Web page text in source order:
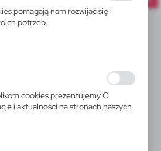
stronie.
pomagają nam rozwijać się i
potrzeb.
witryny internetowej, miejsca
nam na ocenę naszych serwisów
ich popularności wśród
informacje są przetwarzane
Wyrażenie zgody na
gwarantuje dostępność
cookies prezentujemy Ci
i aktualności na stronach naszych
podstawie analizy Twoich